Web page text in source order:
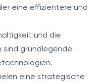
eine effizientere und
und die
sind grundlegende
eine strategische